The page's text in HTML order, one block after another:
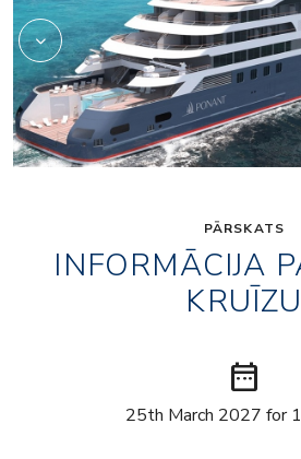
PĀRSKATS
INFORMĀCIJA
KRUĪZU
date_range
25th March 2027 for